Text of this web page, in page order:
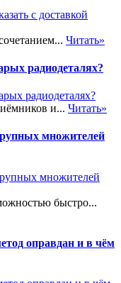
Читать»
радиодеталях?
и... Читать»
множителей
быстро...
оправдан и в чём